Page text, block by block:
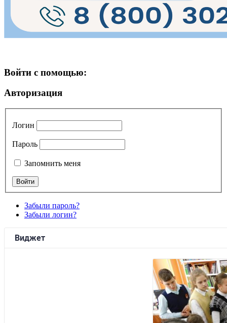
Войти с помощью:
Авторизация
Логин
Пароль
Запомнить меня
Забыли пароль?
Забыли логин?